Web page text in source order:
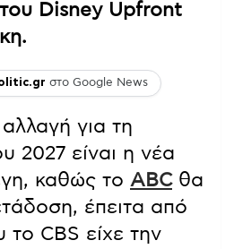
Disney Upfront
στο Google News
για τη
2027 είναι η νέα
καθώς το ABCθα
έπειτα από
το CBS είχε την